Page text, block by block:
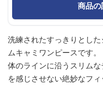
商品
洗練されたすっきりとし
ムキャミワンピースです。
体のラインに沿うスリム
を感じさせない絶妙なフィ